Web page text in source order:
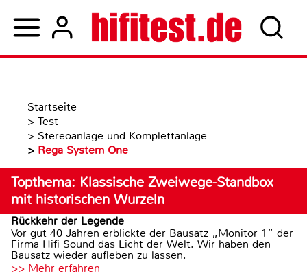
Startseite
> Test
> Stereoanlage und Komplettanlage
> Rega System One
Topthema: Klassische Zweiwege-Standbox
mit historischen Wurzeln
Rückkehr der Legende
Vor gut 40 Jahren erblickte der Bausatz „Monitor 1“ der
Firma Hifi Sound das Licht der Welt. Wir haben den
Bausatz wieder aufleben zu lassen.
>> Mehr erfahren